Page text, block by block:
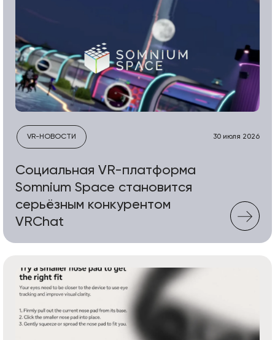
VR-НОВОСТИ 30 июля 2026
Социальная VR-платформа
Somnium Space становится
серьёзным конкурентом
VRChat